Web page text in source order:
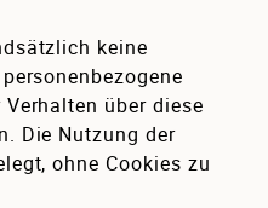
keine
über diese
Die Nutzung der
ohne Cookies zu